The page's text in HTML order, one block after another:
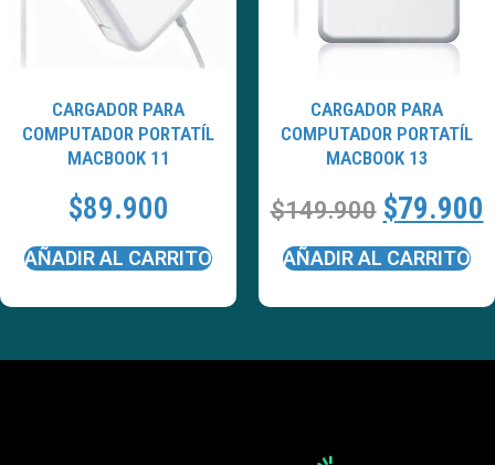
CARGADOR PARA
COMPUTADOR PORTATÍL
MACBOOK 11
$89.900
AÑADIR AL CARRITO
CARGADOR PARA
COMPUTADOR PORTATÍL
MACBOOK 13
$149.900 $79.900
AÑADIR AL CARRITO